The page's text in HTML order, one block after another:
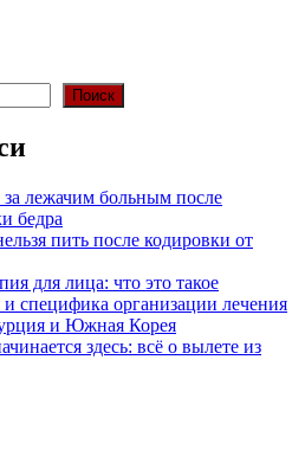
Поиск
лежачим больным после
бедра
пить после кодировки от
для лица: что это такое
специфика организации лечения
и Южная Корея
здесь: всё о вылете из